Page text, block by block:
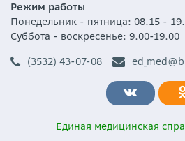
Режим работы
Понедельник - пятница: 08.15 -
Суббота - воскресенье: 9.00-19.00
(3532) 43-07-08
Единая медицинская